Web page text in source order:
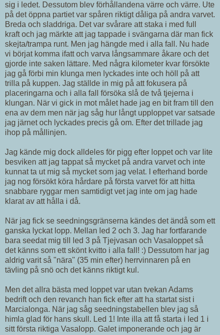
sig i ledet. Dessutom blev förhållandena värre och värre. Ute
på det öppna partiet var spåren riktigt dåliga på andra varvet.
Breda och sladdriga. Det var svårare att staka i med full
kraft och jag märkte att jag tappade i svängarna där man fick
skejta/trampa runt. Men jag hängde med i alla fall. Nu hade
vi börjat komma ifatt och varva långsammare åkare och det
gjorde inte saken lättare. Med några kilometer kvar försökte
jag gå förbi min klunga men lyckades inte och höll på att
trilla på kuppen. Jag ställde in mig på att fokusera på
placeringarna och i alla fall försöka slå de två tjejerna i
klungan. När vi gick in mot målet hade jag en bit fram till den
ena av dem men när jag såg hur långt upploppet var satsade
jag järnet och lyckades precis gå om. Efter det trillade jag
ihop på mållinjen.
Jag kände mig dock alldeles för pigg efter loppet och var lite
besviken att jag tappat så mycket på andra varvet och inte
kunnat ta ut mig så mycket som jag velat. I efterhand borde
jag nog försökt köra hårdare på första varvet för att hitta
snabbare ryggar men samtidigt vet jag inte om jag hade
klarat av att hålla i då.
När jag fick se seedningsgränserna kändes det ändå som ett
ganska lyckat lopp. Mellan led 2 och 3. Jag har fortfarande
bara seedat mig till led 3 på Tjejvasan och Vasaloppet så
det känns som ett skönt kvitto i alla fall! :) Dessutom har jag
aldrig varit så "nära" (35 min efter) herrvinnaren på en
tävling på snö och det känns riktigt kul.
Men det allra bästa med loppet var utan tvekan Adams
bedrift och den revanch han fick efter att ha startat sist i
Marcialonga. När jag såg seedningstabellen blev jag så
himla glad för hans skull. Led 1! Inte illa att få starta i led 1 i
sitt första riktiga Vasalopp. Galet imponerande och jag är